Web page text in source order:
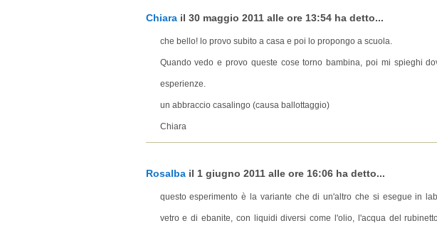
Chiarail 30 maggio 2011 alle ore 13:54 ha detto...
che bello! lo provo subito a casa e poi lo propongo a scuola.
Quando vedo e provo queste cose torno bambina, poi mi spieghi
esperienze.
un abbraccio casalingo (causa ballottaggio)
Chiara
Rosalbail 1 giugno 2011 alle ore 16:06 ha detto...
questo esperimento è la variante che di un'altro che si esegue in
vetro e di ebanite, con liquidi diversi come l'olio, l'acqua del